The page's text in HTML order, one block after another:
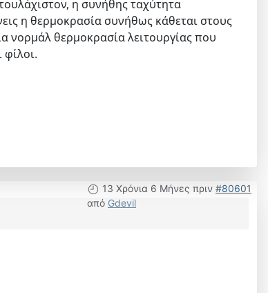
η συνήθης ταχύτητα
η θερμοκρασία συνήθως κάθεται στους
νορμάλ θερμοκρασία λειτουργίας που
13 Χρόνια 6 Μήνες πριν #80601
από Gdevil